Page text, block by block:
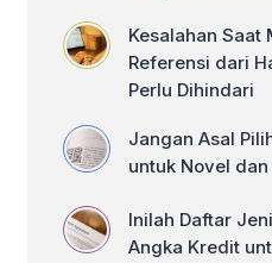
Kesalahan Saat
Referensi dari
Perlu Dihindari
Jangan Asal
untuk Novel
Inilah Daftar
Angka Kredit